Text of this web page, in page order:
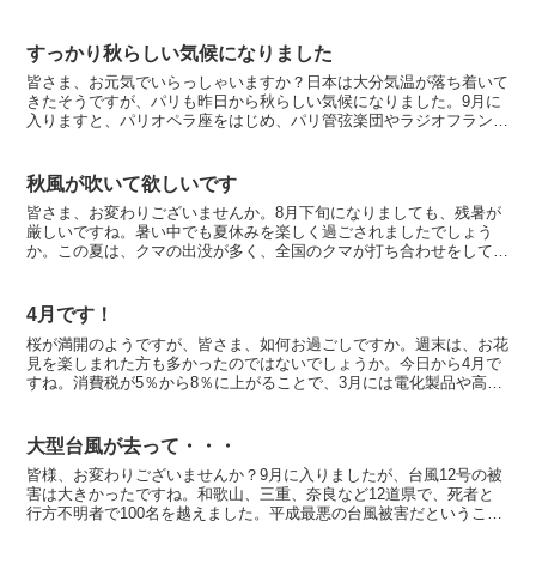
すっかり秋らしい気候になりました
皆さま、お元気でいらっしゃいますか？日本は大分気温が落ち着いて
きたそうですが、パリも昨日から秋らしい気候になりました。9月に
入りますと、パリオペラ座をはじめ、パリ管弦楽団やラジオフランス
秋風が吹いて欲しいです
皆さま、お変わりございませんか。8月下旬になりましても、残暑が
厳しいですね。暑い中でも夏休みを楽しく過ごされましたでしょう
か。この夏は、クマの出没が多く、全国のクマが打ち合わせをしてい
4月です！
桜が満開のようですが、皆さま、如何お過ごしですか。週末は、お花
見を楽しまれた方も多かったのではないでしょうか。今日から4月で
すね。消費税が5％から8％に上がることで、3月には電化製品や高級
大型台風が去って・・・
皆様、お変わりございませんか？9月に入りましたが、台風12号の被
害は大きかったですね。和歌山、三重、奈良など12道県で、死者と
行方不明者で100名を越えました。平成最悪の台風被害だということ